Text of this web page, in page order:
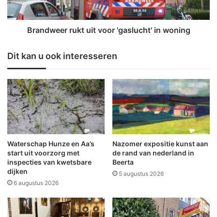
i
e
e
t
a
l
a
g
e
i
n
k
e
r
t
s
r
t
u
i
t
v
o
o
r
'
g
a
s
l
c
h
Brandweer rukt uit voor 'gaslucht' in woning
Dit kan u ook interesseren
Waterschap Hunze en Aa’s
start uit voorzorg met
inspecties van kwetsbare
dijken
6 augustus 2026
Nazomer expositie kunst aan
de rand van nederland in
Beerta
5 augustus 2026